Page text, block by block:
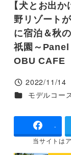
【犬とお出
野リゾート
に宿泊＆秋
祇園～Panel
OBU CAFE
投稿日
2022/11/14
カテゴリー
モデルコー
-
当サイトは